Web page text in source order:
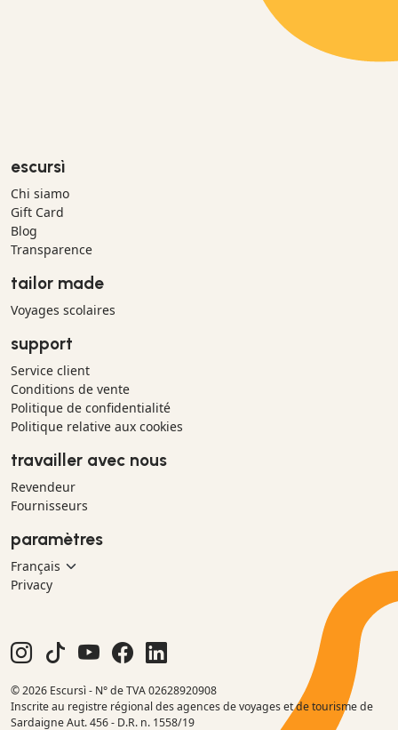
escursì
Chi siamo
Gift Card
Blog
Transparence
tailor made
Voyages scolaires
support
Service client
Conditions de vente
Politique de confidentialité
Politique relative aux cookies
travailler avec nous
Revendeur
Fournisseurs
paramètres
Privacy
© 2026 Escursì - N° de TVA 02628920908
Inscrite au registre régional des agences de voyages et de tourisme de
Sardaigne Aut. 456 - D.R. n. 1558/19